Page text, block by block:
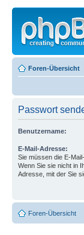
Foren-Übersicht
Passwort
Benutzername:
E-Mail-Adresse:
Sie müssen die E-
Wenn Sie sie nicht in
Adresse, mit der Sie
Foren-Übersicht